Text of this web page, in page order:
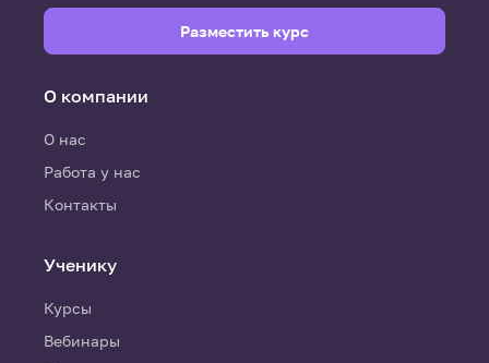
О компании
О нас
Работа у нас
Контакты
Ученику
Курсы
Вебинары
Разместить курс